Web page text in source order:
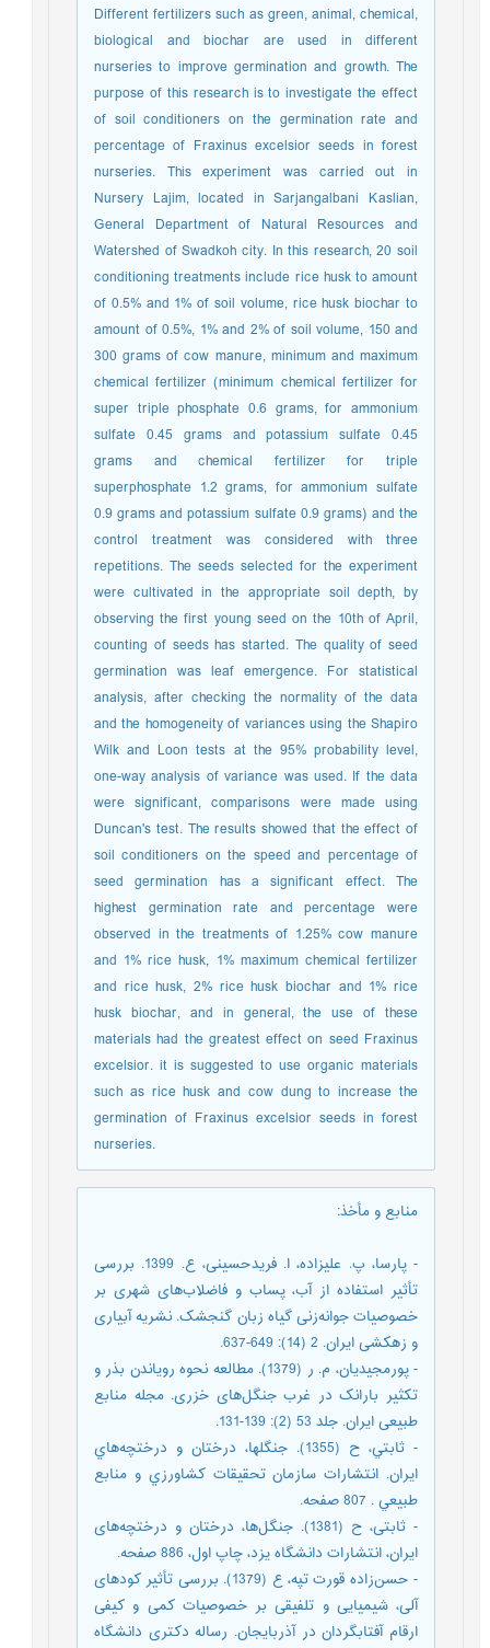
Different fertilizers such as green, animal, chemical,
biological and biochar are used in different
nurseries to improve germination and growth. The
purpose of this research is to investigate the effect
of soil conditioners on the germination rate and
percentage of Fraxinus excelsior seeds in forest
nurseries. This experiment was carried out in
Nursery Lajim, located in Sarjangalbani Kaslian,
General Department of Natural Resources and
Watershed of Swadkoh city. In this research, 20 soil
conditioning treatments include rice husk to amount
of 0.5% and 1% of soil volume, rice husk biochar to
amount of 0.5%, 1% and 2% of soil volume, 150 and
300 grams of cow manure, minimum and maximum
chemical fertilizer (minimum chemical fertilizer for
super triple phosphate 0.6 grams, for ammonium
sulfate 0.45 grams and potassium sulfate 0.45
grams and chemical fertilizer for triple
superphosphate 1.2 grams, for ammonium sulfate
0.9 grams and potassium sulfate 0.9 grams) and the
control treatment was considered with three
repetitions. The seeds selected for the experiment
were cultivated in the appropriate soil depth, by
observing the first young seed on the 10th of April,
counting of seeds has started. The quality of seed
germination was leaf emergence. For statistical
analysis, after checking the normality of the data
and the homogeneity of variances using the Shapiro
Wilk and Loon tests at the 95% probability level,
one-way analysis of variance was used. If the data
were significant, comparisons were made using
Duncan's test. The results showed that the effect of
soil conditioners on the speed and percentage of
seed germination has a significant effect. The
highest germination rate and percentage were
observed in the treatments of 1.25% cow manure
and 1% rice husk, 1% maximum chemical fertilizer
and rice husk, 2% rice husk biochar and 1% rice
husk biochar, and in general, the use of these
materials had the greatest effect on seed Fraxinus
excelsior. it is suggested to use organic materials
such as rice husk and cow dung to increase the
germination of Fraxinus excelsior seeds in forest
nurseries.
منابع و مأخذ:
- پارسا، پ. علیزاده، ا. فریدحسینی، ع. 1399. بررسی
تأثیر استفاده از آب، پساب و فاضلاب‌های شهری بر
خصوصیات جوانه‌زنی گیاه زبان گنجشک. نشریه آبیاری
و زهکشی ایران. 2 (14): 649-637.
- پورمجیدیان، م. ر (1379). مطالعه نحوه رویاندن بذر و
تکثیر بارانک در غرب جنگل‌های خزری. مجله منابع
طبیعی ایران. جلد 53 (2): 139-131.
- ثابتي، ح (1355). جنگلها، درختان و درختچه‌هاي
ايران. انتشارات سازمان تحقيقات كشاورزي و منابع
طبيعي . 807 صفحه.
- ثابتی، ح (1381). جنگل‌ها، درختان و درختچه‌های
ایران، انتشارات دانشگاه یزد، چاپ اول، 886 صفحه.
- حسن‌زاده قورت تپه، ع (1379). بررسی تأثیر کودهای
آلی، شیمیایی و تلفیقی بر خصوصیات کمی و کیفی
ارقام آفتابگردان در آذربایجان. رساله دکتری دانشگاه